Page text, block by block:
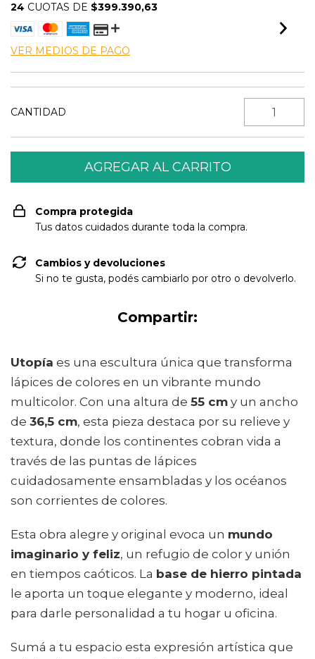
24 CUOTAS DE $399.390,63
VER MEDIOS DE PAGO
CANTIDAD
Compra protegida
Tus datos cuidados durante toda la compra.
Cambios y devoluciones
Si no te gusta, podés cambiarlo por otro o devolverlo.
Compartir:
Utopía es una escultura única que transforma
lápices de colores en un vibrante mundo
multicolor. Con una altura de 55 cm y un ancho
de 36,5 cm, esta pieza destaca por su relieve y
textura, donde los continentes cobran vida a
través de las puntas de lápices
cuidadosamente ensambladas y los océanos
son corrientes de colores.
Esta obra alegre y original evoca un mundo
imaginario y feliz, un refugio de color y unión
en tiempos caóticos. La base de hierro pintada
le aporta un toque elegante y moderno, ideal
para darle personalidad a tu hogar u oficina.
Sumá a tu espacio esta expresión artística que